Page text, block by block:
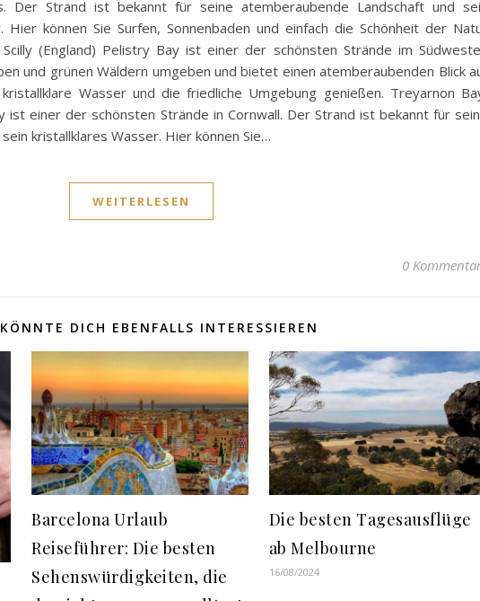
Der Strand ist bekannt für seine atemberaubende Landschaft und
Hier können Sie Surfen, Sonnenbaden und einfach die Schönheit der
(England) Pelistry Bay ist einer der schönsten Strände im
und grünen Wäldern umgeben und bietet einen atemberaubenden Blick
Wasser und die friedliche Umgebung genießen. Treyarnon
ist einer der schönsten Strände in Cornwall. Der Strand ist bekannt für
kristallklares Wasser. Hier können Sie…
WEITERLESEN
0
DICH EBENFALLS INTERESSIEREN
Barcelona Urlaub
Reiseführer: Die besten
Sehenswürdigkeiten, die
Die besten Tagesausflüge
ab Melbourne
16/08/2024